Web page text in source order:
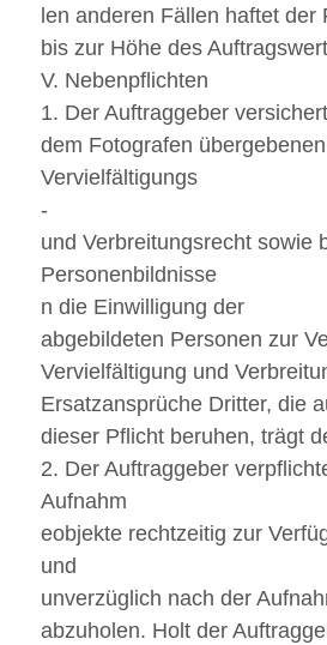
len anderen Fällen haftet der
bis zur Höhe des
V. Nebenpflichten
1. Der Auftraggeber
dem Fotografen
Vervielfältigungs
-
und Verbreitungsrecht sowie
Personenbildnisse
n die Einwilligung der
abgebildeten Personen zur
Vervielfältigung und
Ersatzansprüche Dritter, die
dieser Pflicht beruhen, trägt
2. Der Auftraggeber
Aufnahm
eobjekte rechtzeitig zur
und
unverzüglich nach der
abzuholen. Holt der